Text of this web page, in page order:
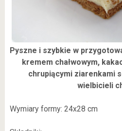
Pyszne i szybkie w
kremem chałwowym,
chrupiącymi ziarenkami
wielbicieli
Wymiary formy: 24x28 cm